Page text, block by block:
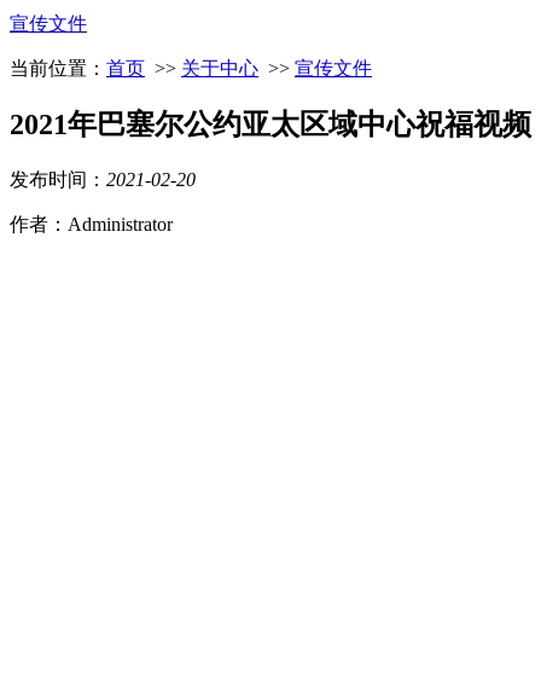
宣传文件
当前位置： 首页 >> 关于中心 >> 宣传文件
2021年巴塞尔公约亚太区域中心祝福视频
发布时间： 2021-02-20
作者：Administrator